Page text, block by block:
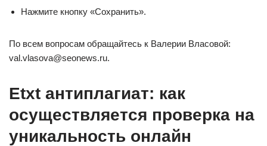
Нажмите кнопку «Сохранить».
По всем вопросам обращайтесь к Валерии Власовой:
val.vlasova@seonews.ru.
Etxt антиплагиат: как
осуществляется проверка на
уникальность онлайн